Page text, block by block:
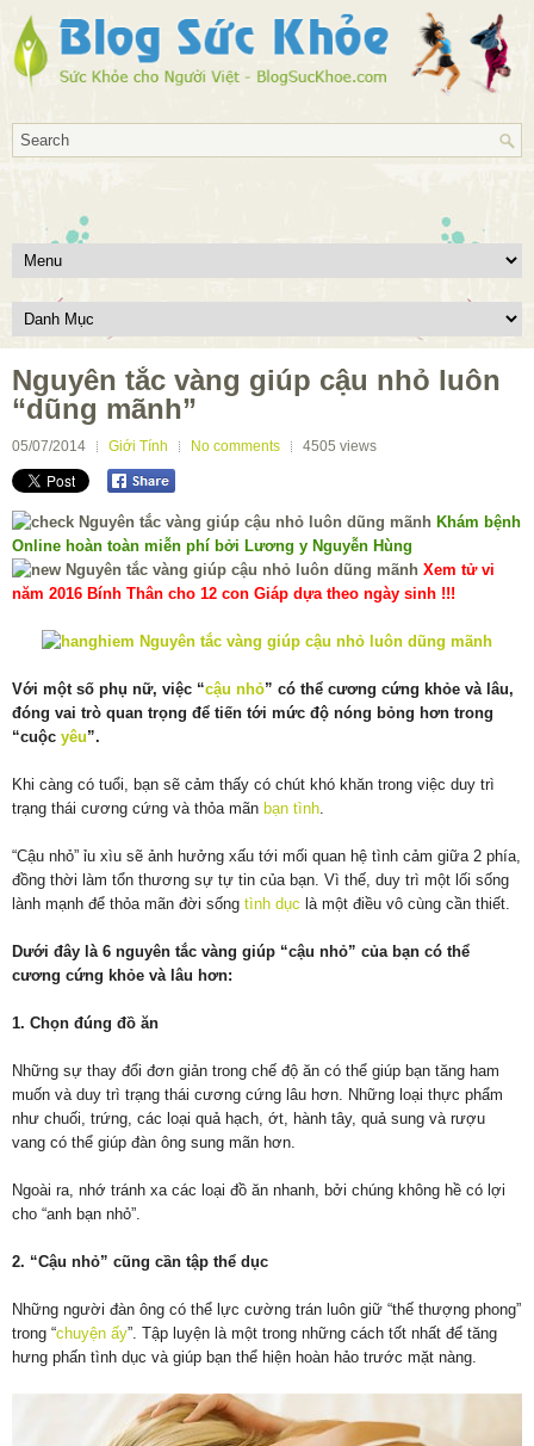
Nguyên tắc vàng giúp cậu nhỏ luôn
“dũng mãnh”
05/07/2014 Giới Tính No comments 4505 views
Khám bệnh
Online hoàn toàn miễn phí bởi Lương y Nguyễn Hùng
Xem tử vi
năm 2016 Bính Thân cho 12 con Giáp dựa theo ngày sinh !!!
Với một số phụ nữ, việc “cậu nhỏ” có thể cương cứng khỏe và lâu,
đóng vai trò quan trọng để tiến tới mức độ nóng bỏng hơn trong
“cuộc yêu”.
Khi càng có tuổi, bạn sẽ cảm thấy có chút khó khăn trong việc duy trì
trạng thái cương cứng và thỏa mãn bạn tình.
“Cậu nhỏ” ỉu xìu sẽ ảnh hưởng xấu tới mối quan hệ tình cảm giữa 2 phía,
đồng thời làm tổn thương sự tự tin của bạn. Vì thế, duy trì một lối sống
lành mạnh để thỏa mãn đời sống tình dục là một điều vô cùng cần thiết.
Dưới đây là 6 nguyên tắc vàng giúp “cậu nhỏ” của bạn có thể
cương cứng khỏe và lâu hơn:
1. Chọn đúng đồ ăn
Những sự thay đổi đơn giản trong chế độ ăn có thể giúp bạn tăng ham
muốn và duy trì trạng thái cương cứng lâu hơn. Những loại thực phẩm
như chuối, trứng, các loại quả hạch, ớt, hành tây, quả sung và rượu
vang có thể giúp đàn ông sung mãn hơn.
Ngoài ra, nhớ tránh xa các loại đồ ăn nhanh, bởi chúng không hề có lợi
cho “anh bạn nhỏ”.
2. “Cậu nhỏ” cũng cần tập thể dục
Những người đàn ông có thể lực cường trán luôn giữ “thế thượng phong”
trong “chuyện ấy”. Tập luyện là một trong những cách tốt nhất để tăng
hưng phấn tình dục và giúp bạn thể hiện hoàn hảo trước mặt nàng.